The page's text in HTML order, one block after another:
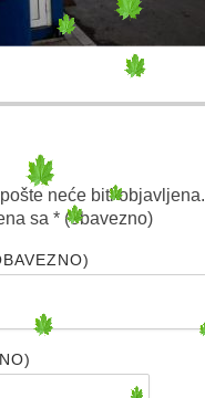
neće biti objavljena.
sa* (obavezno)